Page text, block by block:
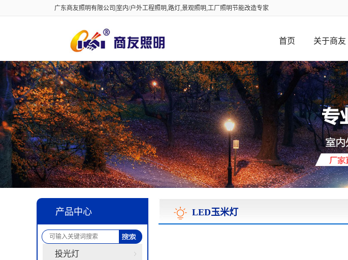
广东商友照明有限公司|室内/户外工程照明,路灯,景观照明,工厂照明节能改造专家
首页 关于商友
产品中心
投光灯
LED玉米灯